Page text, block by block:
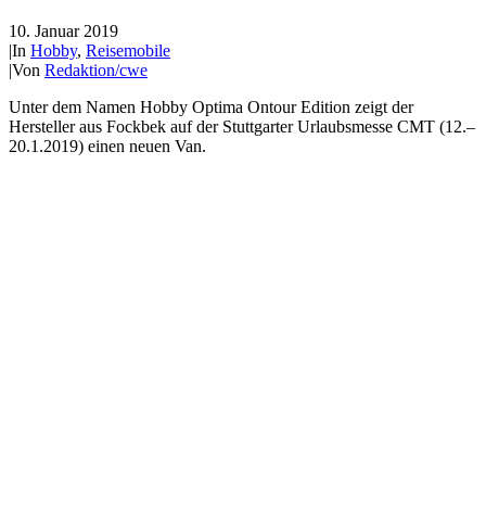
10. Januar 2019
|In Hobby, Reisemobile
|Von Redaktion/cwe
Unter dem Namen Hobby Optima Ontour Edition zeigt der
Hersteller aus Fockbek auf der Stuttgarter Urlaubsmesse CMT (12.–
20.1.2019) einen neuen Van.